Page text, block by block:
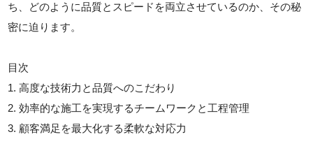
ち、どのように品質とスピードを両立させているのか、その秘
密に迫ります。
目次
1. 高度な技術力と品質へのこだわり
2. 効率的な施工を実現するチームワークと工程管理
3. 顧客満足を最大化する柔軟な対応力